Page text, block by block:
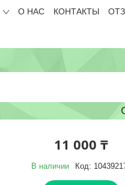
О НАС КОНТАКТЫ
11 000 ₸
В наличии Код: